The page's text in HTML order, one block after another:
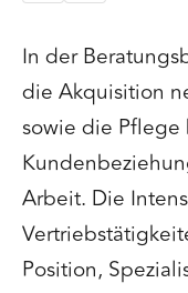
In der
die Akquisition
sowie die
Arbeit. Die
Position,